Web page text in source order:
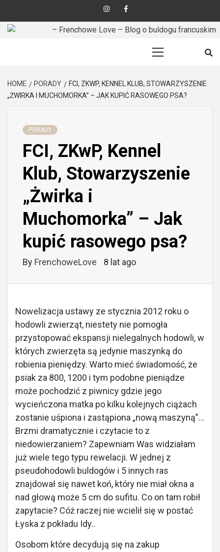
content
Insta FB
– FRENCHOWE
LOVE – BLOG O
BULDOGU
FRANCUSKIM
HOME PORADY
FCI, ZKWP, KENNEL KLUB, STOWARZYSZENIE
„ŻWIRKA I MUCHOMORKA” – JAK KUPIĆ RASOWEGO PSA?
PORADY
FCI, ZKwP, Kennel
Klub, Stowarzyszenie
„Żwirka i
Muchomorka” – Jak
kupić rasowego psa?
By FrenchoweLove 8 lat ago
Nowelizacja ustawy ze stycznia 2012 roku o
hodowli zwierząt, niestety nie pomogła
przystopować ekspansji nielegalnych hodowli, w
których zwierzęta są jedynie maszynką do
robienia pieniędzy. Warto mieć świadomość, że
psiak za 800, 1200 i tym podobne pieniądze
może pochodzić z piwnicy gdzie jego
wycieńczona matka po kilku kolejnych ciążach
zostanie uśpiona i zastąpiona „nową maszyną”…
Brzmi dramatycznie i czytacie to z
niedowierzaniem? Zapewniam Was widziałam
już wiele tego typu rewelacji. W jednej z
pseudohodowli buldogów i 5 innych ras
znajdował się nawet koń, który nie miał okna a
nad głową może 5 cm do sufitu. Co on tam robił
zapytacie? Cóż raczej nie wcielił się w postać
Łyska z pokładu Idy..
Osobom które decydują się na zakup